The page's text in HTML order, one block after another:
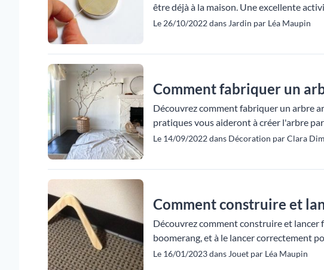
être déjà à la maison. Une excellente
Le 26/10/2022 dans Jardin par Léa Maupin
Comment fabriquer un
Découvrez comment fabriquer un arbre
pratiques vous aideront à créer l'arbre
Le 14/09/2022 dans Décoration par Clara
Comment construire et
Découvrez comment construire et
boomerang, et à le lancer correctement
Le 16/01/2023 dans Jouet par Léa Maupin